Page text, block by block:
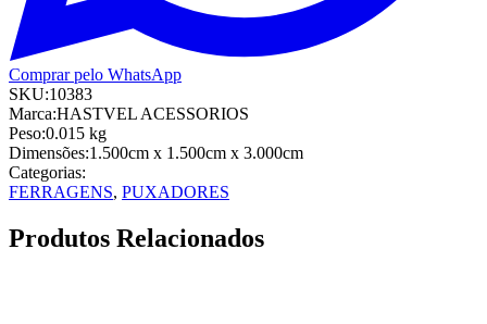
Comprar pelo WhatsApp
SKU:10383
Marca:HASTVEL ACESSORIOS
Peso:0.015 kg
Dimensões:1.500cm x 1.500cm x 3.000cm
Categorias:
FERRAGENS, PUXADORES
Produtos Relacionados